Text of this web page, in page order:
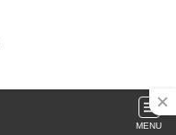
MENU